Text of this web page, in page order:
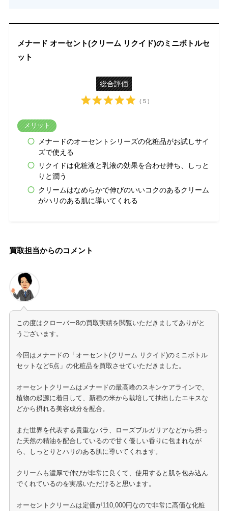
メナード オーセント(クリーム リクイド)のミニボトルセ
ット
総合評価
( 5 )
メリット
メナードのオーセントシリーズの化粧品がお試しサイ
ズで使える
リクイドは化粧液と乳液の効果を合わせ持ち、しっと
りと潤う
クリームはなめらかで伸びのいいコクのあるクリーム
がハリのある肌に導いてくれる
買取担当からのコメント
この度はクローバー8の買取実績を閲覧いただきましてありがと
うございます。
今回はメナードの「オーセント(クリーム リクイド)のミニボトル
セットなど6点」の化粧品を買取させていただきました。
オーセントクリームはメナードの最高峰のスキンケアラインで、
植物の起源に着目して、新種の米から栽培して抽出したエキスな
どから摂れる美容成分を配合。
また世界を代表する貴重なバラ、ローズブルガリアなどから摂っ
た天然の精油を配合しているので甘く優しい香りに包まれなが
ら、しっとりとハリのある肌に導いてくれます。
クリームも濃厚で伸びが非常に良くて、使用すると肌を包み込ん
でくれているのを実感いただけると思います。
オーセントクリームは定価が110,000円なので非常に高価な化粧